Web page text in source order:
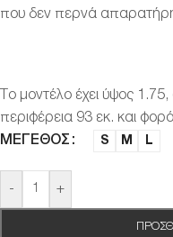
που δεν περνά
Το μοντέλο έχει ύψος
περιφέρεια 93 εκ. και
ΜΈΓΕΘΟΣ
S M L
- +